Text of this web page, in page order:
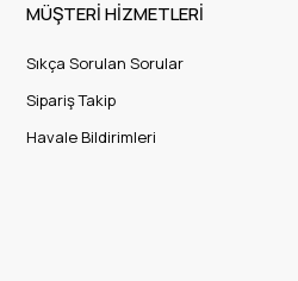
MÜŞTERİ HİZMETLERİ
Sıkça Sorulan Sorular
Sipariş Takip
Havale Bildirimleri